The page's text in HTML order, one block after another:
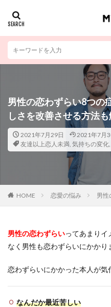
男性の恋わずらい8つの
しさを改善させる方法
2021年7月29日 2021年7月
友達以上恋人未満, 気持ちの変化,
HOME 恋愛の悩み 男性
男性の恋わずらいってあまりイ
なく男性も恋わずらいにかかり
恋わずらいにかかった本人が気
なんだか最近苦しい